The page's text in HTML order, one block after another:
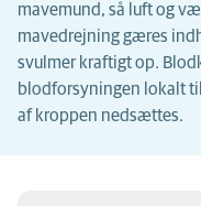
mavemund, så luft og
mavedrejning gæres
svulmer kraftigt op.
blodforsyningen lokalt
af kroppen nedsættes.